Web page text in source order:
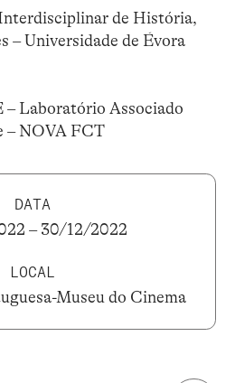
de História,
– Universidade de Évora
Laboratório Associado
– NOVA FCT
DATA
– 30/12/2022
LOCAL
Museu do Cinema